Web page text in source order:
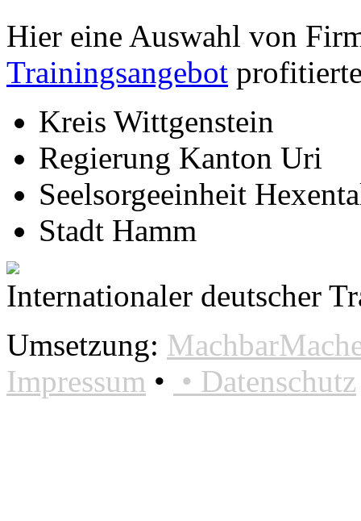
Hier eine Auswahl von
Trainingsangebot
Kreis Wittgenstein
Regierung Kanton Uri
Seelsorgeeinheit
Stadt Hamm
Internationaler deutscher
Umsetzung:
Impressum • • Datenschutz